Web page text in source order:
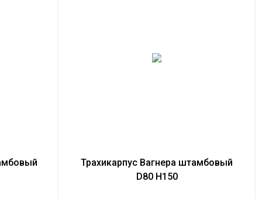
Трахикарпус Вагнера штамбовый
D80 H150